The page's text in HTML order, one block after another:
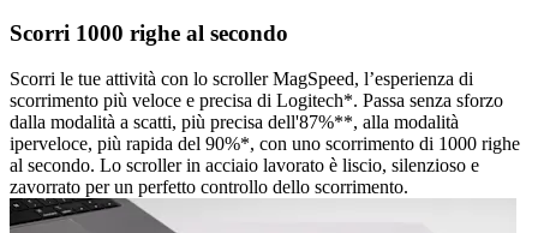
Scorri 1000 righe al secondo
Scorri le tue attività con lo scroller MagSpeed, l’esperienza di
scorrimento più veloce e precisa di Logitech*. Passa senza sforzo
dalla modalità a scatti, più precisa dell'87%**, alla modalità
iperveloce, più rapida del 90%*, con uno scorrimento di 1000 righe
al secondo. Lo scroller in acciaio lavorato è liscio, silenzioso e
zavorrato per un perfetto controllo dello scorrimento.